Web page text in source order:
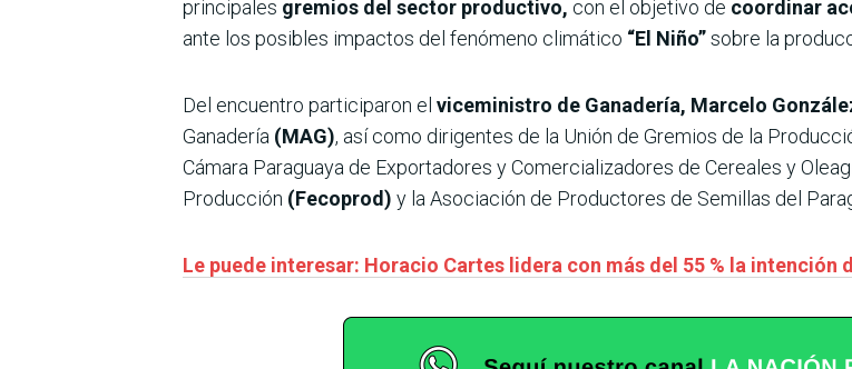
principales gremios del sector productivo, con el objetivo de coordinar
ante los posibles impactos del fenómeno climático “El Niño”sobre la
Del encuentro participaron el viceministro de Ganadería, Marcelo
Ganadería (MAG), así como dirigentes de la Unión de Gremios de la
Cámara Paraguaya de Exportadores y Comercializadores de Cereales y
Producción (Fecoprod) y la Asociación de Productores de Semillas del
Le puede interesar: Horacio Cartes lidera con más del 55 % la intención